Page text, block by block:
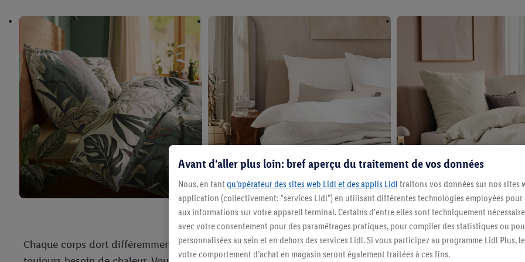
Chaque corps dort différemment. Quelle que soit la saison, certains ont tendance à transpirer et à avoir
Avant d'aller plus loin: bref aperçu du traitement de vos données
Nous, en tant qu’opérateur des sites web Lidl et des applis Lidltraitons vos données sur nos sites
application (collectivement: "services Lidl") en utilisant différentes technologies employées pour
aux informations sur votre appareil terminal. Certains d'entre elles sont techniquement
avec votre consentement pour des paramétrages pratiques, pour compiler des statistiques ou
personnalisées au sein et en dehors des services Lidl. Si vous participez au programme Lidl Plus,
votre comportement d’achat en magasin seront également traitées à ces fins.